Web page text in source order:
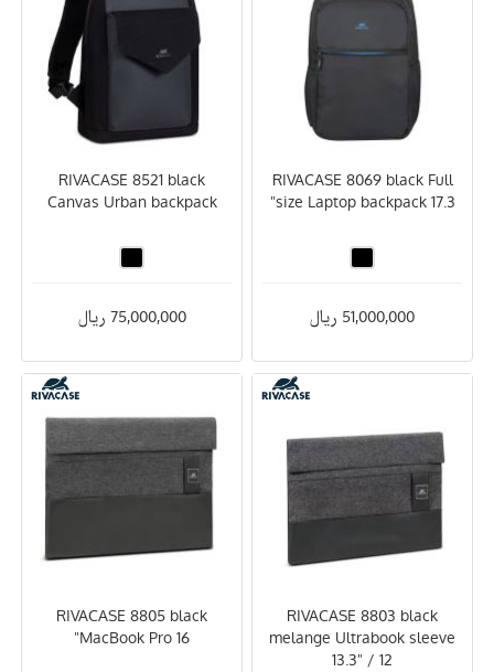
RIVACASE 8069 black Full
size Laptop backpack 17.3"
51,000,000 ریال
RIVACASE 8521 black
Canvas Urban backpack
75,000,000 ریال
RIVACASE 8803 black
melange Ultrabook sleeve
13.3" / 12
RIVACASE 8805 black
MacBook Pro 16"